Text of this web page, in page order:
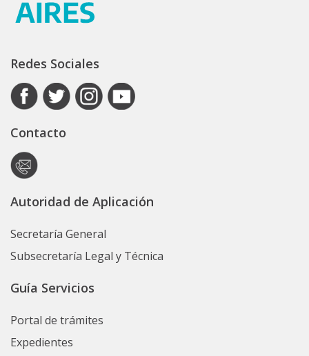
Redes Sociales
Contacto
Autoridad de Aplicación
Secretaría General
Subsecretaría Legal y Técnica
Guía Servicios
Portal de trámites
Expedientes